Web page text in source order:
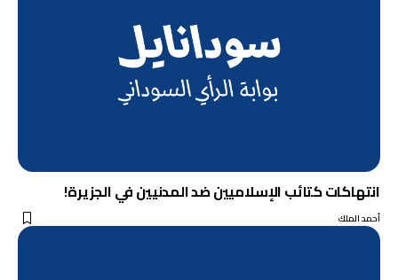
انتهاكات كتائب الإسلاميين ضد المدنيين في الجزيرة!
أحمد الملك